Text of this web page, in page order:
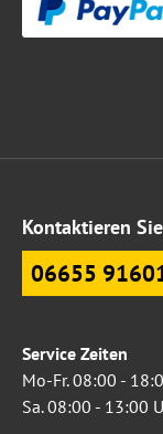
Kontaktieren
06655
Service Zeiten
Mo-Fr. 08:00 -
Sa. 08:00 - 13:00